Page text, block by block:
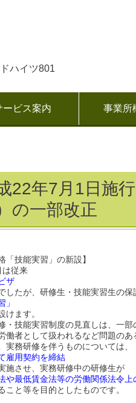
ハイツ801
ービス案内 事業所
22年7月1日施
の一部改正
「技能実習」の新設】
は従来
ザ
したが、研修生・技能実習生の
」
けます。
・技能実習制度の見直しは、一
働者として扱われるなど問題の
実務研修を伴うものについては、
雇用契約を締結
施させ、実務研修中の研修生が
や最低賃金法等の労働関係法令上
こと等を目的としたものです。